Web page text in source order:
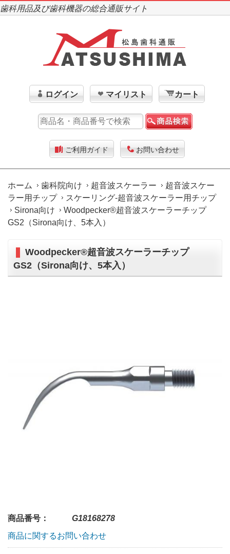
歯科用品及び歯科機器の総合通販サイト
ログイン マイリスト カート
ご利用ガイド お問い合わせ
ホーム 歯科院向け 超音波スケーラー
超音波スケー
ラー用チップ
スケーリング-超音波スケーラー用チップ
Sirona向け
Woodpecker®超音波スケーラーチップ
GS2（Sirona向け、5本入）
Woodpecker®超音波スケーラーチップ
GS2（Sirona向け、5本入）
商品番号：
G18168278
商品に関するお問い合わせ